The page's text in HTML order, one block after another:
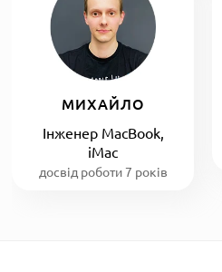
МИХАЙЛО
Інженер MacBook,
iMac
досвід роботи 7 років